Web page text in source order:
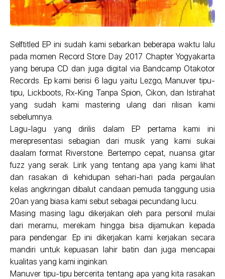
Selftitled EP ini sudah kami sebarkan beberapa waktu lalu
pada momen Record Store Day 2017 Chapter Yogyakarta
yang berupa CD dan juga digital via Bandcamp Otakotor
Records. Ep kami berisi 6 lagu yaitu Lezgo, Manuver tipu-
tipu, Lickboots, Rx-King Tanpa Spion, Cikon, dan Istirahat
yang sudah kami mastering ulang dari rilisan kami
sebelumnya.
Lagu-lagu yang dirilis dalam EP pertama kami ini
merepresentasi sebagian dari musik yang kami sukai
daalam format Riverstone. Bertempo cepat, nuansa gitar
fuzz yang serak. Lirik yang tentang apa yang kami lihat
dan rasakan di kehidupan sehari-hari pada pergaulan
kelas angkringan dibalut candaan pemuda tanggung usia
20an yang biasa kami sebut sebagai pecundang lucu.
Masing masing lagu dikerjakan oleh para personil mulai
dari meramu, merekam hingga bisa dijamukan kepada
para pendengar. Ep ini dikerjakan kami kerjakan secara
mandiri untuk kepuasan lahir batin dan juga mencapai
kualitas yang kami inginkan.
Manuver tipu-tipu bercerita tentang apa yang kita rasakan